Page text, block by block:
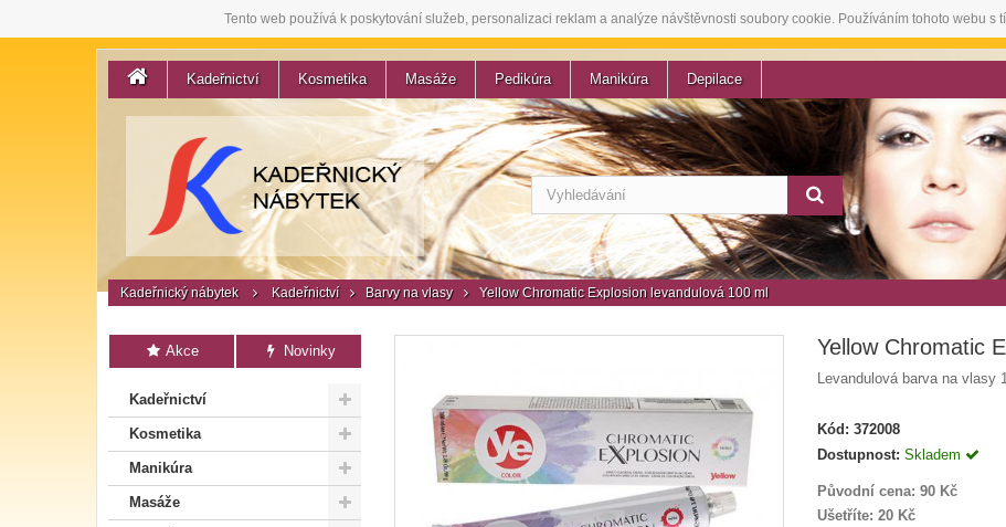
Tento web používá k poskytování služeb, personalizaci reklam a analýze návštěvnosti soubory cookie. Používáním tohoto webu s
Kadeřnictví Kosmetika Masáže Pedikúra Manikúra Depilace
Kadeřnický nábytek Kadeřnictví Barvy na vlasy Yellow Chromatic Explosion levandulová 100 ml
Akce Novinky
Kadeřnictví
Kosmetika
Manikúra
Masáže
Yellow Chromatic
Levandulová barva na vlasy
Kód: 372008
Dostupnost: Skladem
Původní cena: 90 Kč
Ušetříte: 20 Kč